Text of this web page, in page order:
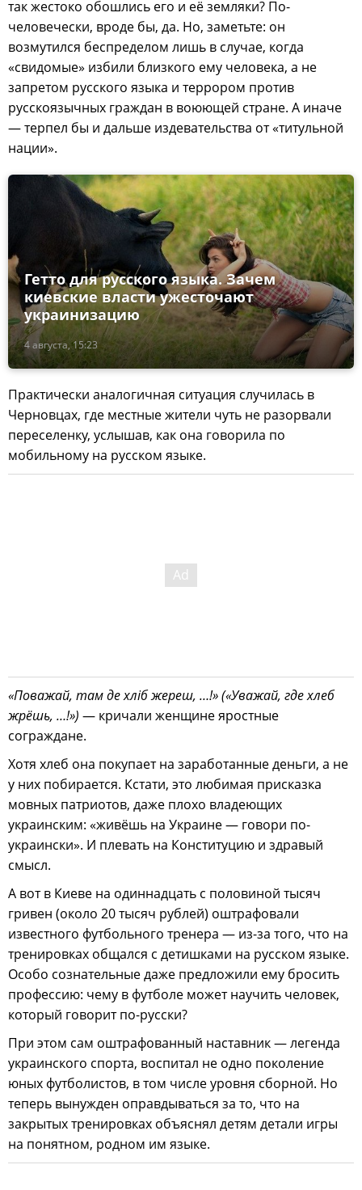
так жестоко обошлись его и её земляки? По-
человечески, вроде бы, да. Но, заметьте: он
возмутился беспределом лишь в случае, когда
«свидомые» избили близкого ему человека, а не
запретом русского языка и террором против
русскоязычных граждан в воюющей стране. А иначе
— терпел бы и дальше издевательства от «титульной
нации».
4 августа, 15:23
Гетто для русского языка. Зачем
киевские власти ужесточают
украинизацию
Практически аналогичная ситуация случилась в
Черновцах, где местные жители чуть не разорвали
переселенку, услышав, как она говорила по
мобильному на русском языке.
«Поважай, там де хліб жереш, …!» («Уважай, где хлеб
жрёшь, …!») — кричали женщине яростные
сограждане.
Хотя хлеб она покупает на заработанные деньги, а не
у них побирается. Кстати, это любимая присказка
мовных патриотов, даже плохо владеющих
украинским: «живёшь на Украине — говори по-
украински». И плевать на Конституцию и здравый
смысл.
А вот в Киеве на одиннадцать с половиной тысяч
гривен (около 20 тысяч рублей) оштрафовали
известного футбольного тренера — из-за того, что на
тренировках общался с детишками на русском языке.
Особо сознательные даже предложили ему бросить
профессию: чему в футболе может научить человек,
который говорит по-русски?
При этом сам оштрафованный наставник — легенда
украинского спорта, воспитал не одно поколение
юных футболистов, в том числе уровня сборной. Но
теперь вынужден оправдываться за то, что на
закрытых тренировках объяснял детям детали игры
на понятном, родном им языке.